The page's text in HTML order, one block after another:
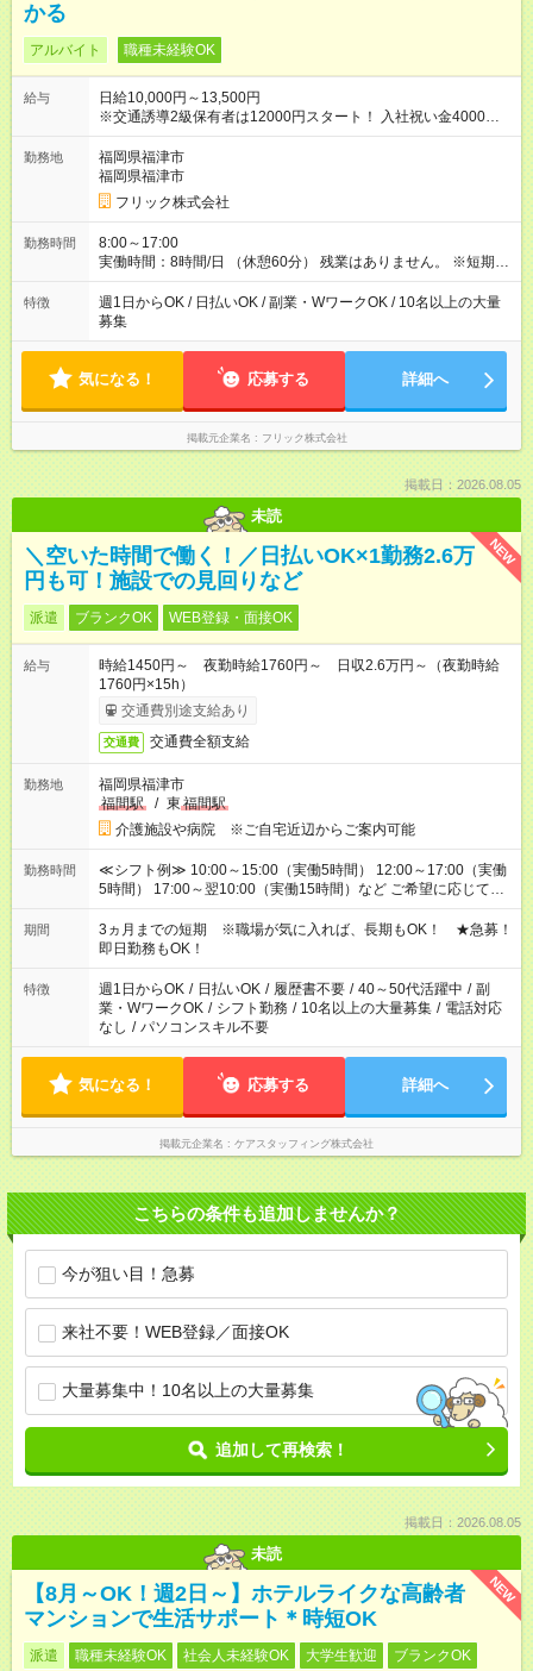
かる
アルバイト 職種未経験OK
給与
日給10,000円～13,500円
※交通誘導2級保有者は12000円スタート！ 入社祝い金4000円
【試用期間】試用期間なし
勤務地
福岡県福津市
福岡県福津市
フリック株式会社
勤務時間
8:00～17:00
実働時間：8時間/日 （休憩60分） 残業はありません。 ※短期の
募集は行っておりません。予めご了承くださいませ。
特徴
週1日からOK / 日払いOK / 副業・WワークOK / 10名以上の大量
募集
気になる！ 応募する 詳細へ
掲載元企業名 フリック株式会社
掲載日：2026.08.05
未読
NEW
＼空いた時間で働く！／日払いOK×1勤務2.6万
円も可！施設での見回りなど
派遣 ブランクOK WEB登録・面接OK
給与
時給1450円～ 夜勤時給1760円～ 日収2.6万円～（夜勤時給
1760円×15h）
交通費別途支給あり
交通費 交通費全額支給
勤務地
福岡県福津市
福間駅
/ 東 福間駅
介護施設や病院 ※ご自宅近辺からご案内可能
勤務時間
≪シフト例≫ 10:00～15:00（実働5時間） 12:00～17:00（実働
5時間） 17:00～翌10:00（実働15時間）など ご希望に応じて、
働く時間は調整できます！ お気軽に担当へ相談ください！
期間
3ヵ月までの短期 ※職場が気に入れば、長期もOK！ ★急募！
即日勤務もOK！
特徴 週1日からOK / 日払いOK / 履歴書不要 / 40～50代活躍中 / 副
業・WワークOK / シフト勤務 / 10名以上の大量募集 / 電話対応
なし / パソコンスキル不要
気になる！ 応募する 詳細へ
掲載元企業名 ケアスタッフィング株式会社
こちらの条件も追加しませんか？
今が狙い目！急募
来社不要！WEB登録／面接OK
大量募集中！10名以上の大量募集
追加して再検索！
掲載日：2026.08.05
未読
NEW
【8月～OK！週2日～】ホテルライクな高齢者
マンションで生活サポート＊時短OK
派遣 職種未経験OK 社会人未経験OK 大学生歓迎 ブランクOK